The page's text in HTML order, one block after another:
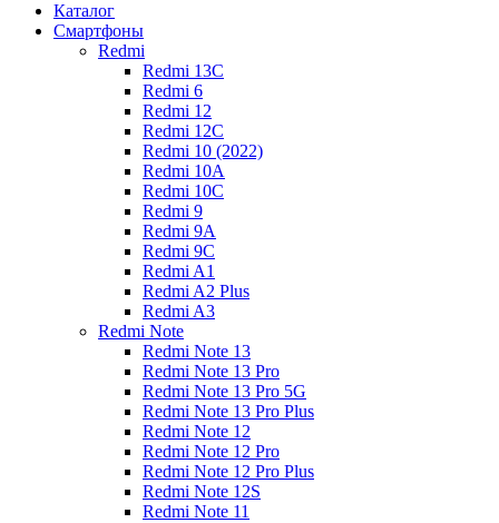
Каталог
Смартфоны
Redmi
Redmi 13C
Redmi 6
Redmi 12
Redmi 12C
Redmi 10 (2022)
Redmi 10A
Redmi 10C
Redmi 9
Redmi 9A
Redmi 9C
Redmi A1
Redmi A2 Plus
Redmi A3
Redmi Note
Redmi Note 13
Redmi Note 13 Pro
Redmi Note 13 Pro 5G
Redmi Note 13 Pro Plus
Redmi Note 12
Redmi Note 12 Pro
Redmi Note 12 Pro Plus
Redmi Note 12S
Redmi Note 11